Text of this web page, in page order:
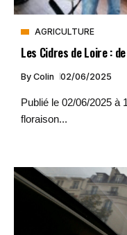
AGRICULTURE
Les Cidres de Loire :
By Colin 02/06/2025
Publié le 02/06/2025 à
floraison...